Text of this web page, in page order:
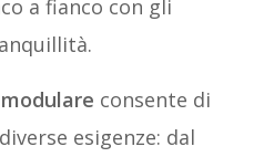
a fianco con gli
consente di
esigenze: dal